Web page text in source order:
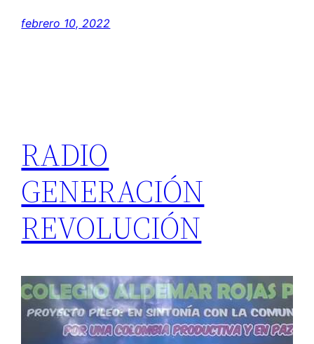
febrero 10, 2022
RADIO
GENERACIÓN
REVOLUCIÓN